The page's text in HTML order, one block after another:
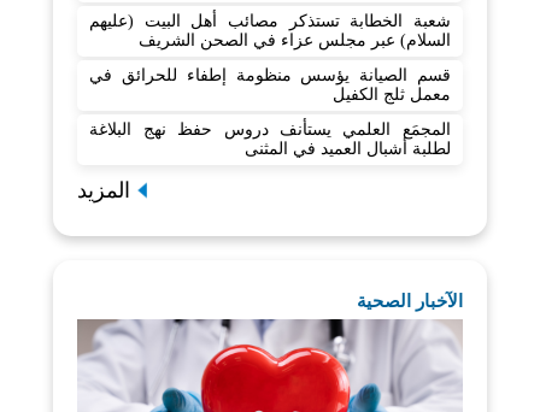
شعبة الخطابة تستذكر مصائب أهل البيت (عليهم
السلام) عبر مجلس عزاء في الصحن الشريف
قسم الصيانة يؤسس منظومة إطفاء للحرائق في
معمل ثلج الكفيل
المجمَع العلمي يستأنف دروس حفظ نهج البلاغة
لطلبة أشبال العميد في المثنى
المزيد
الآخبار الصحية